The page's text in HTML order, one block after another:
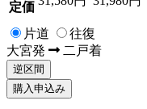
定価
片道
往復
大宮発 二戸着
逆区間
購入申込み